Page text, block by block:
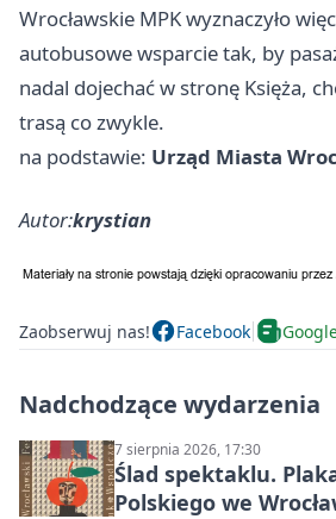
Wrocławskie MPK wyznaczyło
autobusowe wsparcie tak, by
nadal dojechać w stronę Księża,
trasą co zwykle.
na podstawie: Urząd Miasta
Autor:krystian
Zaobserwuj nas! Facebook
Nadchodzące wydarzenia
7 sierpnia 2026, 17:30
Ślad spektaklu.
Polskiego we